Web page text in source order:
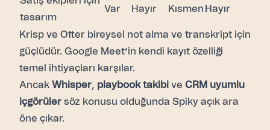
tasarım
Var Hayır Kısmen Hayır
Krisp ve Otter bireysel not alma ve transkript için
güçlüdür. Google Meet’in kendi kayıt özelliği
temel ihtiyaçları karşılar.
Ancak Whisper, playbook takibi ve CRM uyumlu
içgörüler söz konusu olduğunda Spiky açık ara
öne çıkar.